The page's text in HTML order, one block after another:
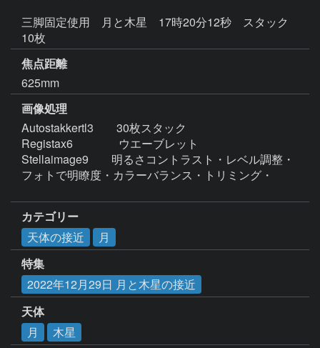
三脚固定使用　月と木星　17時20分12秒　スタック
10枚
焦点距離
625mm
画像処理
Autostakkertl3　　30枚スタック
Registax6　　　　ウエーブレット
Stellaimage9　　明るさコントラスト・レベル調整・
フォトで明瞭度・カラーバランス・トリミング・
カテゴリー
天体の接近
月
特集
2022年12月29日 月と木星の接近
天体
月
木星